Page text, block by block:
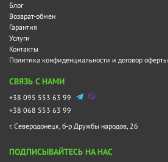
Блог
Возврат-обмен
Гарантия
Услуги
Контакты
Политика конфиденциальности и договор оферты
СВЯЗЬ С НАМИ
+38 095 553 63 99
+38 068 553 63 99
г. Северодонецк, б-р Дружбы народов, 26
ПОДПИСЫВАЙТЕСЬ НА НАС